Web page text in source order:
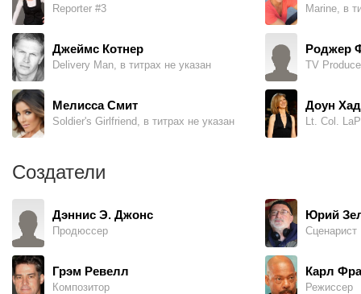
Reporter #3
Джеймс Котнер
Delivery Man, в титрах не указан
Мелисса Смит
Soldier's Girlfriend, в титрах не указан
Marine, в
Роджер
TV
Доун
Lt. Col.
Создатели
Дэннис Э. Джонс
Продюссер
Грэм Ревелл
Композитор
Юрий
Сценарист
Карл
Режиссер